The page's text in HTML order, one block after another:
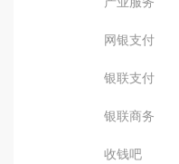
网银支付
银联支付
银联商务
收钱吧